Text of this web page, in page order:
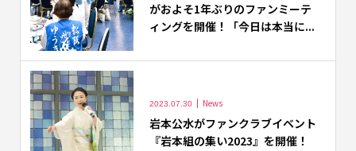
がおよそ1年ぶりのファンミーテ
ィングを開催！「今日は本当に...
2023.07.30 News
岩本公水がファンクラブイベント
『岩本組の集い2023』を開催！